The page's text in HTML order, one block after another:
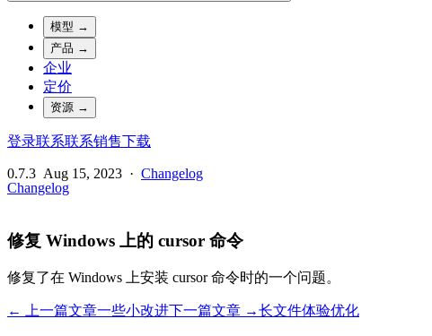
模型 →
产品 →
企业
定价
资源 →
登录联系联系销售下载
0.7.3 Aug 15, 2023 · Changelog
Changelog
修复 Windows 上的 cursor 命令
修复了在 Windows 上安装 cursor 命令时的一个问题。
← 上一篇文章一些小改进 下一篇文章 →长文件体验优化